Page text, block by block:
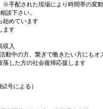
配された現場により時間帯の変動
談下さい。
始めています
ます
収入
動中の方、繋ぎで働きたい方にも
した方の社会復帰応援します
号による）